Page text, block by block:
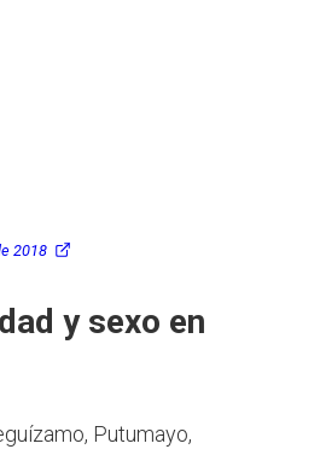
2018
y sexo en
Putumayo,